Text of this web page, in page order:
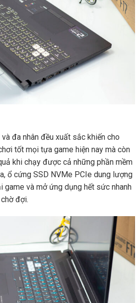
đa nhân đều xuất sắc khiến cho
tốt mọi tựa game hiện nay mà còn
khi chạy được cả những phần mềm
ổ cứng SSD NVMe PCIe dung lượng
game và mở ứng dụng hết sức nhanh
đợi.